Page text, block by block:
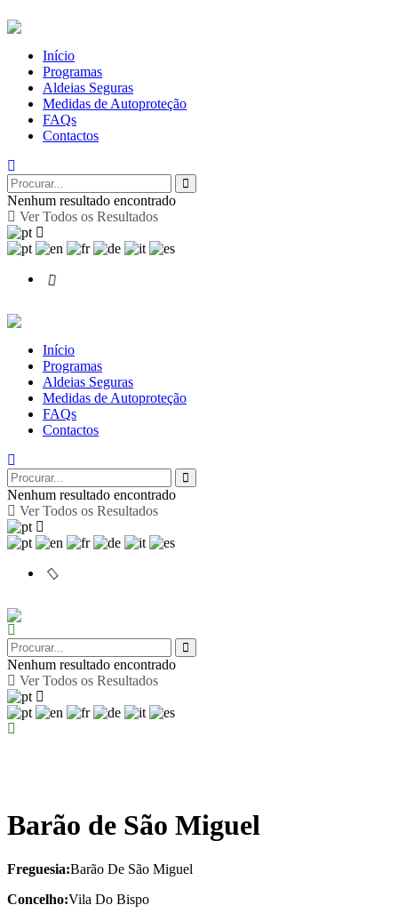
Início
Programas
Aldeias Seguras
Medidas de Autoproteção
FAQs
Contactos
Nenhum resultado encontrado
Ver Todos os Resultados
Início
Programas
Aldeias Seguras
Medidas de Autoproteção
FAQs
Contactos
Nenhum resultado encontrado
Ver Todos os Resultados
Nenhum resultado encontrado
Ver Todos os Resultados
Barão de São Miguel
Freguesia:Barão De São Miguel
Concelho:Vila Do Bispo